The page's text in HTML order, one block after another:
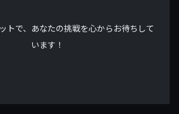
トで、あなたの挑戦を心からお待ちして
います！